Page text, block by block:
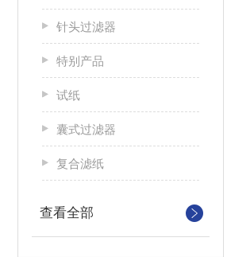
针头过滤器
特别产品
试纸
囊式过滤器
复合滤纸
查看全部